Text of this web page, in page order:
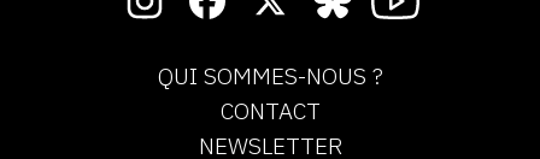
QUI SOMMES-NOUS ?
CONTACT
NEWSLETTER